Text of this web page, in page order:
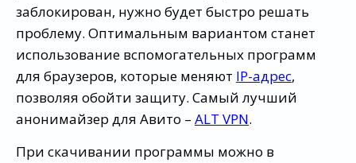
заблокирован, нужно будет быстро решать
проблему. Оптимальным вариантом станет
использование вспомогательных программ
для браузеров, которые меняют IP-адрес,
позволяя обойти защиту. Самый лучший
анонимайзер для Авито – ALT VPN.
При скачивании программы можно в